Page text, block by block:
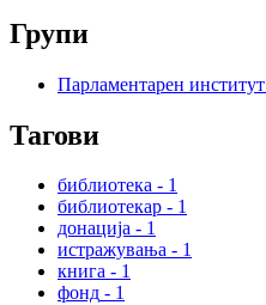
Групи
Парламентарен институт
Тагови
библиотека - 1
библиотекар - 1
донација - 1
истражувања - 1
книга - 1
фонд - 1